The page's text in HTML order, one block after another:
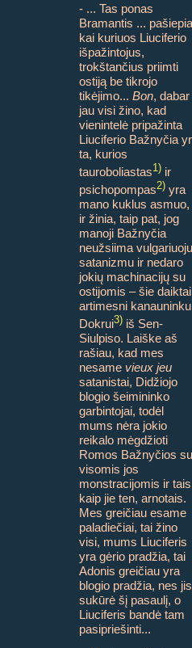
- ... Tas ponas
Bramantis ... pašiepia
kai kuriuos Liuciferio
išpažintojus,
trokštančius priimti
ostiją be tikrojo
tikėjimo... Bon, dabar
jau visi žino, kad
vienintelė pripažinta
Liuciferio Bažnyčia
ta, kurios
tauroboliastas1) ir
psichopompas2) yra
mano kuklus asmuo,
ir žinia, taip pat, jog
manoji Bažnyčia
neužsiima vulgariuoju
satanizmu ir nedaro
jokių machinacijų su
ostijomis – šie daiktai
artimesni
Dokrui3) iš Sen-
Siulpiso. Laiške aš
rašiau, kad mes
nesame vieux jeu
satanistai, Didžiojo
blogio šeimininko
garbintojai, todėl
mums nėra jokio
reikalo mėgdžioti
Romos Bažnyčios su
visomis jos
monstracijomis ir
kaip jie ten, arnotais.
Mes greičiau esame
paladiečiai, tai žino
visi, mums Liuciferis
yra gėrio pradžia, tai
Adonis greičiau yra
blogio pradžia, nes jis
sukūrė šį pasaulį, o
Liuciferis bandė tam
pasipriešinti...